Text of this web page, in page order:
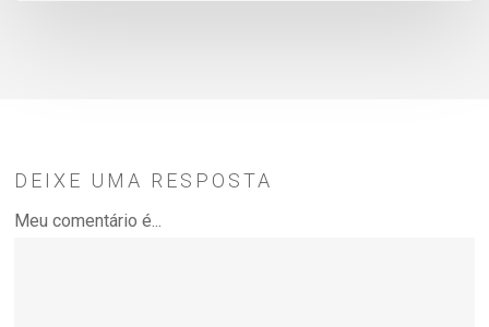
DEIXE UMA RESPOSTA
Meu comentário é...